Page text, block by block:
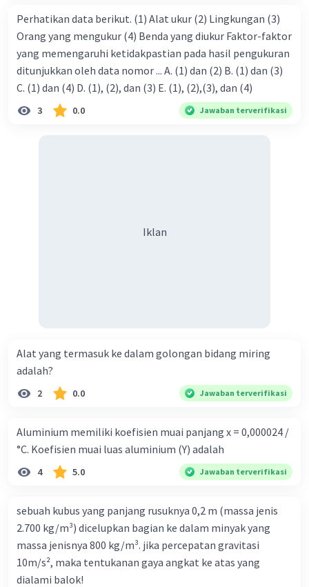
Perhatikan data berikut. (1) Alat ukur (2) Lingkungan (3)
Orang yang mengukur (4) Benda yang diukur Faktor-faktor
yang memengaruhi ketidakpastian pada hasil pengukuran
ditunjukkan oleh data nomor ... A. (1) dan (2) B. (1) dan (3)
C. (1) dan (4) D. (1), (2), dan (3) E. (1), (2),(3), dan (4)
3 0.0 Jawaban terverifikasi
Iklan
Alat yang termasuk ke dalam golongan bidang miring
adalah?
2 0.0 Jawaban terverifikasi
Aluminium memiliki koefisien muai panjang x = 0,000024 /
°C. Koefisien muai luas aluminium (Y) adalah
4 5.0 Jawaban terverifikasi
sebuah kubus yang panjang rusuknya 0,2 m (massa jenis
2.700 kg/m³) dicelupkan bagian ke dalam minyak yang
massa jenisnya 800 kg/m³. jika percepatan gravitasi
10m/s², maka tentukanan gaya angkat ke atas yang
dialami balok!